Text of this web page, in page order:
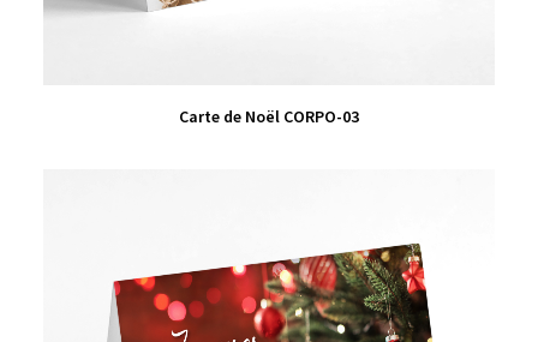
VIEW PRODUCT
Carte de Noël CORPO-03